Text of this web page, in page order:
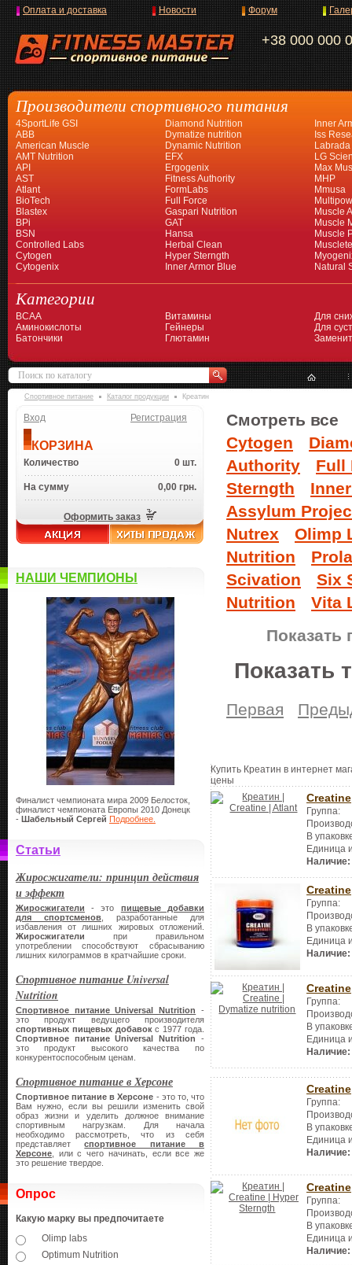
+38 000 000
Оплата и доставка Новости Форум
Производители спортивного питания
4SportLife GSI
ABB
American Muscle
AMT Nutrition
API
AST
Atlant
BioTech
Blastex
BPi
BSN
Controlled Labs
Cytogen
Cytogenix
Diamond Nutrition
Dymatize nutrition
Dynamic Nutrition
EFX
Ergogenix
Fitness Authority
FormLabs
Full Force
Gaspari Nutrition
GAT
Hansa
Herbal Clean
Hyper Sterngth
Inner Armor Blue
Inner
Iss
Labrada
LG
Max
MHP
Mmusa
Muscle
Muscle
Muscle
Natural
Категории
BCAA
Аминокислоты
Батончики
Витамины
Гейнеры
Глютамин
Для
Для
Спортивное питание Каталог продукции Креатин
Вход Регистрация
КОРЗИНА
Количество 0 шт.
На сумму 0,00 грн.
Оформить заказ
НАШИ ЧЕМПИОНЫ
Финалист чемпионата мира 2009 Белосток,
финалист чемпионата Европы 2010 Донецк
- Шабельный Сергей Подробнее.
Статьи
Жиросжигатели: принцип действия
и эффект
Жиросжигатели - это пищевые добавки
для спортсменов , разработанные для
избавления от лишних жировых отложений.
Жиросжигатели при правильном
употреблении способствуют сбрасыванию
лишних килограммов в кратчайшие сроки.
Спортивное питание Universal
Nutrition
Спортивное питание Universal Nutrition
-
это продукт ведущего производителя
спортивных пищевых добавокс 1977 года.
Спортивное питание Universal Nutrition
-
это продукт высокого качества по
конкурентоспособным ценам.
Спортивное питание в Херсоне
Спортивное питание в Херсоне - это то, что
Вам нужно, если вы решили изменить свой
образ жизни и уделить должное внимание
спортивным нагрузкам. Для начала
необходимо рассмотреть, что из себя
представляетспортивное питание в
Херсоне , или с чего начинать, если все же
это решение твердое.
Опрос
Какую марку вы предпочитаете
Olimp labs
Optimum Nutrition
Смотреть все
Cytogen
Authority
Full
Sterngth
Assylum
Nutrex
Olimp
Nutrition
Scivation
Six
Nutrition
Vita
Показать
Показать
Первая
Купить Креатин в интернет
цены
Creatine
Группа:
В
Единица
Наличие:
Creatine
Группа:
В
Единица
Наличие:
Creatine
Группа:
В
Единица
Наличие:
Creatine
Группа:
В
Единица
Наличие:
Creatine
Группа:
В
Единица
Наличие: